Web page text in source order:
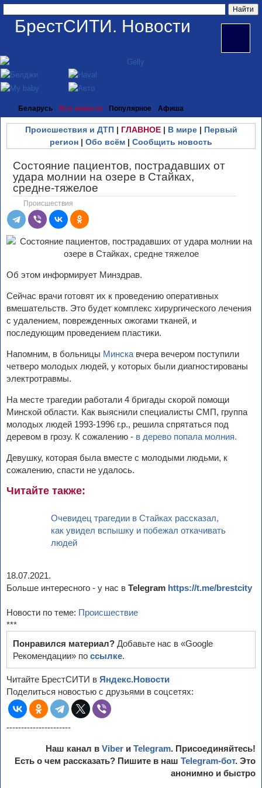
БрестСИТИ. Новости
Беларусь Все новости Популярное Афиша
Происшествия и ДТП| ГЛАВНОЕ| В мире| Первый
регион | Обо всём | Сообщить новость
Состояние пациентов, пострадавших от
удара молнии на озере в Стайках,
средне-тяжелое
Происшествия
Об этом информирует Минздрав.
Сейчас врачи готовят их к проведению оперативных
вмешательств. Это будет комплекс хирургического лечения
с удалением, поврежденных ожогами тканей, и
последующим проведением пластики.
Напомним, в больницы Минска вчера вечером поступили
четверо молодых людей, у которых были диагностированы
электротравмы.
На месте трагедии работали 4 бригады скорой помощи
Минской области. Как выяснили специалисты СМП, группа
молодых людей 1993-1996 г.р., решила спрятаться под
деревом в грозу. К сожалению - в дерево попала молния.
Девушку, которая была вместе с молодыми людьми, к
сожалению, спасти не удалось.
Читайте также:
Очевидец трагедии в Стайках рассказал,
как увидел вспышку и побежал откачивать
людей
18.07.2021.
Больше интересного - у нас в Telegram https://t.me/brestcity
Новости по теме: Происшествие
***
Понравился материал? Добавьте нас в «Google
Рекомендации» по ссылке.
Читайте БрестСИТИ в Яндекс.Новости
Поделиться новостью с друзьями в соцсетях:
----------------------
Наш канал в Viber и Telegram. Присоединяйтесь!
Есть о чем рассказать? Пишите в наш Telegram-бот. Это
анонимно и быстро